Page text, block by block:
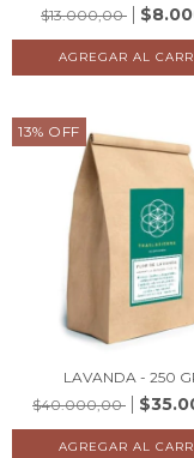
$13.000,00
13% OFF
LAVANDA - 250
$40.000,00